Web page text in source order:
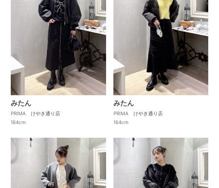
みたん
PRIMA けやき通り店
164cm
みたん
PRIMA けやき通り店
164cm